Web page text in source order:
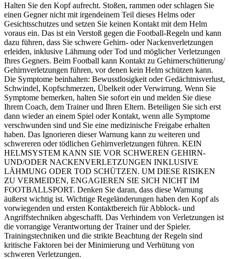
Halten Sie den Kopf aufrecht. Stoßen, rammen oder schlagen Sie
einen Gegner nicht mit irgendeinem Teil dieses Helms oder
Gesichtsschutzes und setzen Sie keinen Kontakt mit dem Helm
voraus ein. Das ist ein Verstoß gegen die Football-Regeln und kann
dazu führen, dass Sie schwere Gehirn- oder Nackenverletzungen
erleiden, inklusive Lähmung oder Tod und möglicher Verletzungen
Ihres Gegners. Beim Football kann Kontakt zu Gehirnerschütterung/
Gehirnverletzungen führen, vor denen kein Helm schützen kann.
Die Symptome beinhalten: Bewusstlosigkeit oder Gedächtnisverlust,
Schwindel, Kopfschmerzen, Übelkeit oder Verwirrung. Wenn Sie
Symptome bemerken, halten Sie sofort ein und melden Sie diese
Ihrem Coach, dem Trainer und Ihren Eltern. Beteiligen Sie sich erst
dann wieder an einem Spiel oder Kontakt, wenn alle Symptome
verschwunden sind und Sie eine medizinische Freigabe erhalten
haben. Das Ignorieren dieser Warnung kann zu weiteren und
schwereren oder tödlichen Gehirnverletzungen führen. KEIN
HELMSYSTEM KANN SIE VOR SCHWEREN GEHIRN-
UND/ODER NACKENVERLETZUNGEN INKLUSIVE
LÄHMUNG ODER TOD SCHÜTZEN. UM DIESE RISIKEN
ZU VERMEIDEN, ENGAGIEREN SIE SICH NICHT IM
FOOTBALLSPORT. Denken Sie daran, dass diese Warnung
äußerst wichtig ist. Wichtige Regeländerungen haben den Kopf als
vorwiegenden und ersten Kontaktbereich für Abblock- und
Angriffstechniken abgeschafft. Das Verhindern von Verletzungen ist
die vorrangige Verantwortung der Trainer und der Spieler.
Trainingstechniken und die strikte Beachtung der Regeln sind
kritische Faktoren bei der Minimierung und Verhütung von
schweren Verletzungen.